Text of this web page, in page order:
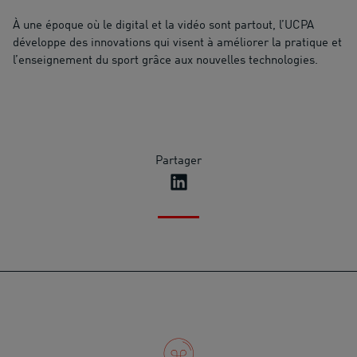
À une époque où le digital et la vidéo sont partout, l’UCPA
développe des innovations qui visent à améliorer la pratique et
l’enseignement du sport grâce aux nouvelles technologies.
Partager